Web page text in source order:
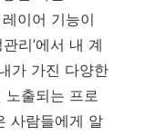
이어 기능이
리’에서 내 계
가 가진 다양한
노출되는 프로
사람들에게 알